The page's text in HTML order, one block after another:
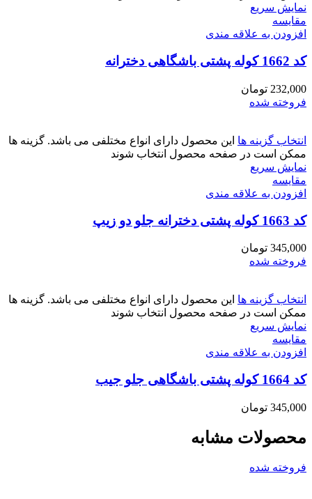
نمایش سریع
مقايسه
افزودن به علاقه مندی
کد 1662 کوله پشتی باشگاهی دخترانه
232,000 تومان
فروخته شده
انتخاب گزینه ها این محصول دارای انواع مختلفی می باشد. گزینه ها
ممکن است در صفحه محصول انتخاب شوند
نمایش سریع
مقايسه
افزودن به علاقه مندی
کد 1663 کوله پشتی دخترانه جلو دو زیپ
345,000 تومان
فروخته شده
انتخاب گزینه ها این محصول دارای انواع مختلفی می باشد. گزینه ها
ممکن است در صفحه محصول انتخاب شوند
نمایش سریع
مقايسه
افزودن به علاقه مندی
کد 1664 کوله پشتی باشگاهی جلو جیب
345,000 تومان
محصولات مشابه
فروخته شده